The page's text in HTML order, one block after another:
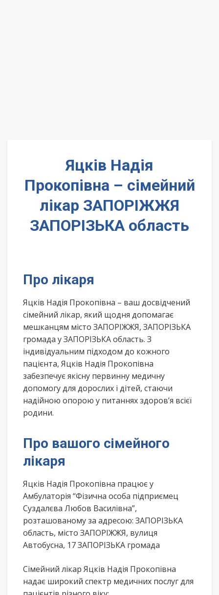
Яцків Надія
Прокопівна – сімейний
лікар ЗАПОРІЖЖЯ
ЗАПОРІЗЬКА область
Про лікаря
Яцків Надія Прокопівна – ваш досвідчений
сімейний лікар, який щодня допомагає
мешканцям місто ЗАПОРІЖЖЯ, ЗАПОРІЗЬКА
громада у ЗАПОРІЗЬКА область. З
індивідуальним підходом до кожного
пацієнта, Яцків Надія Прокопівна
забезпечує якісну первинну медичну
допомогу для дорослих і дітей, стаючи
надійною опорою у питаннях здоров’я всієї
родини.
Про вашого сімейного
лікаря
Яцків Надія Прокопівна працює у
Амбулаторія “Фізична особа підприємец
Суздалєва Любов Василівна”,
розташованому за адресою: ЗАПОРІЗЬКА
область, місто ЗАПОРІЖЖЯ, вулиця
Автобусна, 17 ЗАПОРІЗЬКА громада
Сімейний лікар Яцків Надія Прокопівна
надає широкий спектр медичних послуг для